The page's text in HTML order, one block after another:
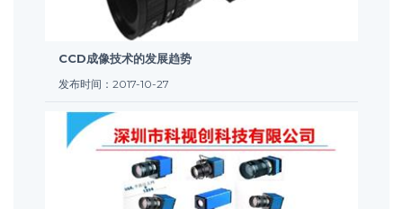
CCD成像技术的发展趋势
发布时间：2017-10-27